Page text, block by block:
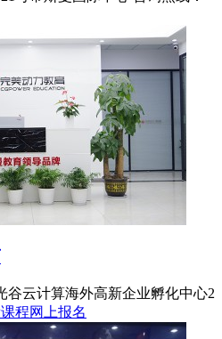
谷云计算海外高新企业孵化中心2
程网上报名